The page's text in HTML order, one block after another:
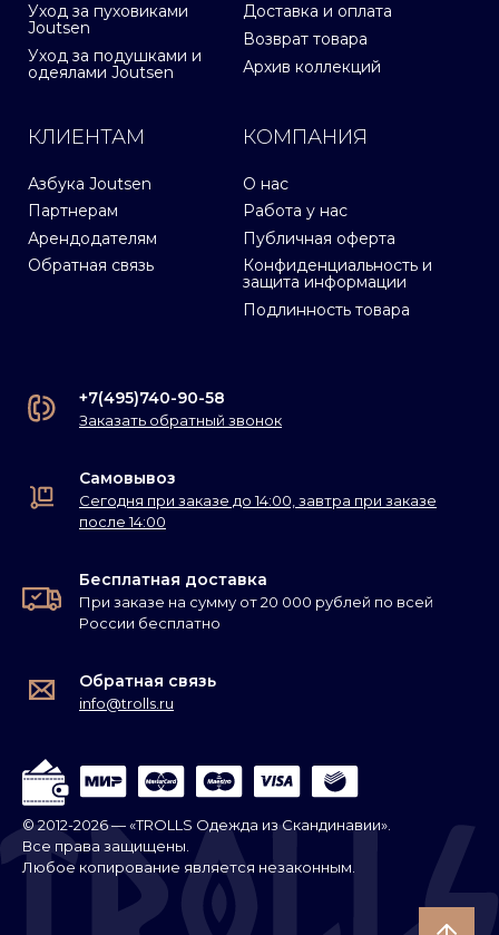
Уход за пуховиками
Joutsen
Уход за подушками и
одеялами Joutsen
Доставка и оплата
Возврат товара
Архив коллекций
КЛИЕНТАМ
Азбука Joutsen
Партнерам
Арендодателям
Обратная связь
КОМПАНИЯ
О нас
Работа у нас
Публичная оферта
Конфиденциальность и
защита информации
Подлинность товара
+7(495)740-90-58
Заказать обратный звонок
Самовывоз
Сегодня при заказе до 14:00, завтра при заказе
после 14:00
Бесплатная доставка
При заказе на сумму от 20 000 рублей по всей
России бесплатно
Обратная связь
info@trolls.ru
© 2012-2026 — «TROLLS Одежда из Скандинавии».
Все права защищены.
Любое копирование является незаконным.